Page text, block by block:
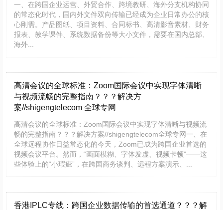
一、在跨国企业运营、外贸合作、跨境教研、海外分支机构协同
的常态化时代，国内外文件双向传输已经成为企业日常办公的核
心刚需。产品图纸、项目资料、合同标书、高清影音素材、财务
报表、教学课件、系统数据备份等大小文件，需要在国内总部、
海外...
高清会议的全球标准：Zoom国际会议中实现字体清晰
与视频流畅的完整指南？？？解决方
案//shigengtelecom 全球专网
高清会议的全球标准：Zoom国际会议中实现字体清晰与视频流
畅的完整指南？？？解决方案//shigengtelecom全球专网一、在
全球远程协作日益常态化的今天，Zoom已成为跨国企业首选的
视频会议平台。然而，“画面模糊、字体发虚、视频卡顿”——这
些体验上的“小瑕疵”，在跨国商务谈判、远程方案演示、...
香港IPLC专线：跨国企业数据传输的首选通道？？？解